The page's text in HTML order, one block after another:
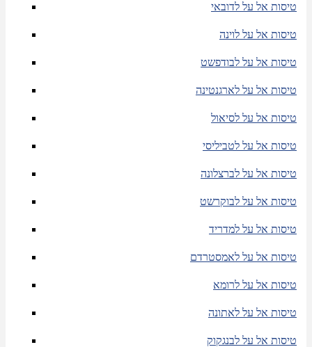
טיסות אל על לדובאי
טיסות אל על לוינה
טיסות אל על לבודפשט
טיסות אל על לארגנטינה
טיסות אל על לסיאול
טיסות אל על לטביליסי
טיסות אל על לברצלונה
טיסות אל על לבוקרשט
טיסות אל על למדריד
טיסות אל על לאמסטרדם
טיסות אל על לרומא
טיסות אל על לאתונה
טיסות אל על לבנגקוק